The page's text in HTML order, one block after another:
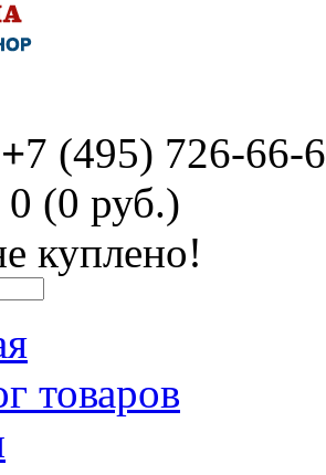
+7 (495) 726-66-
0 (0 руб.)
куплено!
товаров